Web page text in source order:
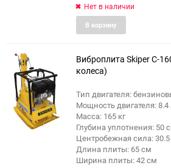
Нет в наличии
В корзину
Виброплита Skiper C-
колеса)
Тип двигателя:
Мощность двигателя: 8.4
Масса: 165 кг
Глубина уплотнения: 50
Центробежная сила:
Длина плиты: 65 см
Ширина плиты: 42 см